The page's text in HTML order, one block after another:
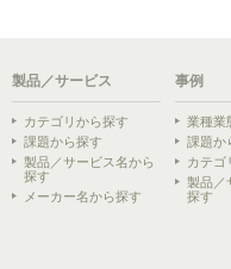
製品／サービス
カテゴリから探す
課題から探す
製品／サービス名から
探す
メーカー名から探す
事例
業種業
課題か
カテゴ
製品／
探す